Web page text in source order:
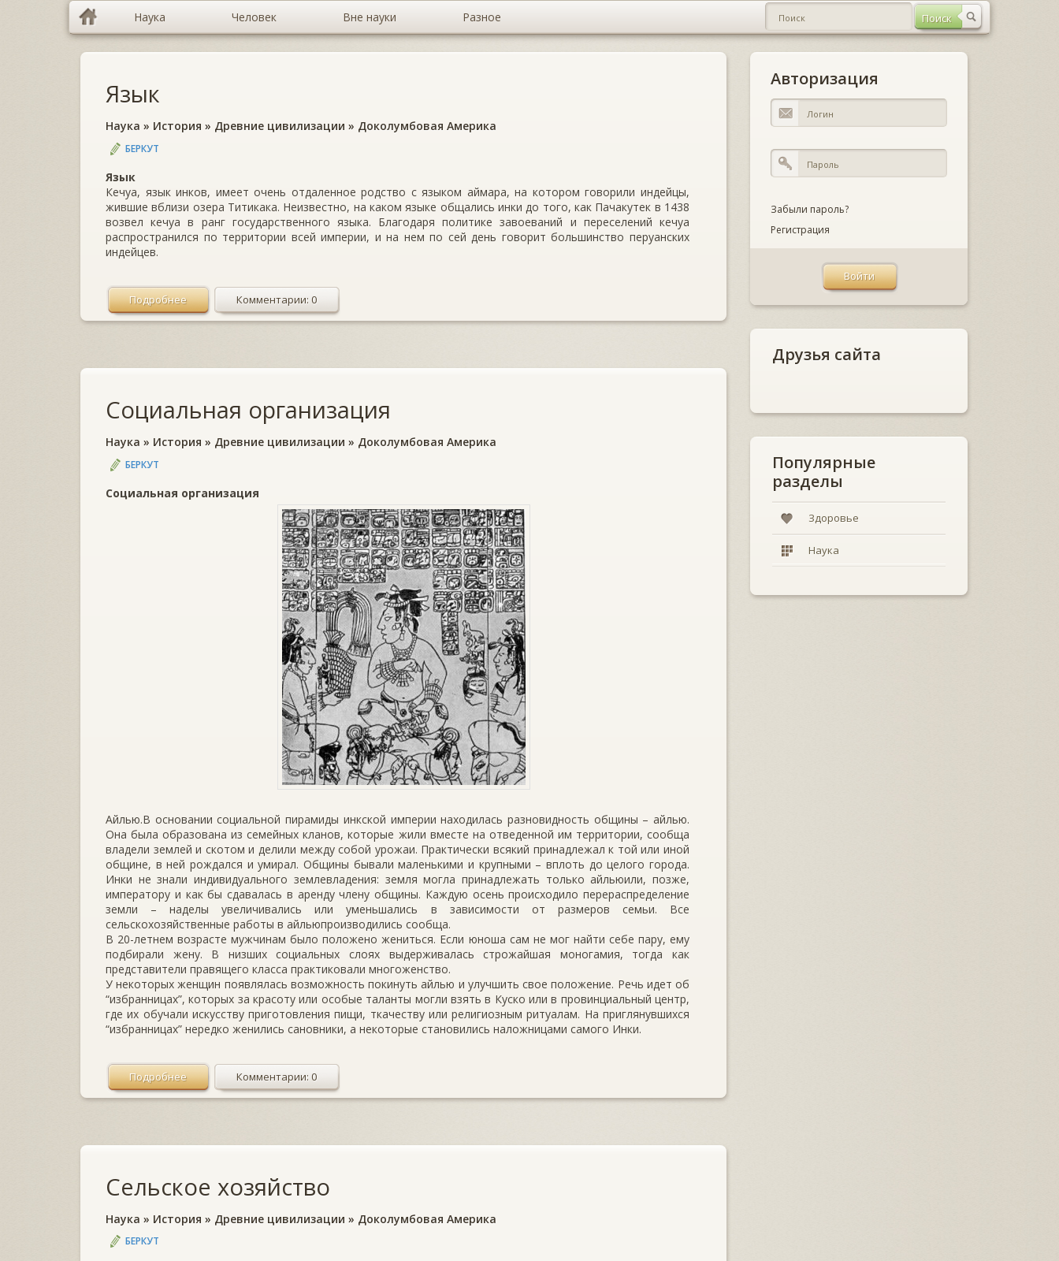
Наука Человек Вне науки Разное
Язык
Наука » История » Древние цивилизации » Доколумбовая Америка
БЕРКУТ
Язык
Кечуа, язык инков, имеет очень отдаленное родство с языком аймара, на котором говорили индейцы,
жившие вблизи озера Титикака. Неизвестно, на каком языке общались инки до того, как Пачакутек в 1438
возвел кечуа в ранг государственного языка. Благодаря политике завоеваний и переселений кечуа
распространился по территории всей империи, и на нем по сей день говорит большинство перуанских
индейцев.
Подробнее Комментарии: 0
Социальная организация
Наука » История » Древние цивилизации » Доколумбовая Америка
БЕРКУТ
Социальная организация
Айлью.В основании социальной пирамиды инкской империи находилась разновидность общины – айлью.
Она была образована из семейных кланов, которые жили вместе на отведенной им территории, сообща
владели землей и скотом и делили между собой урожаи. Практически всякий принадлежал к той или иной
общине, в ней рождался и умирал. Общины бывали маленькими и крупными – вплоть до целого города.
Инки не знали индивидуального землевладения: земля могла принадлежать только айльюили, позже,
императору и как бы сдавалась в аренду члену общины. Каждую осень происходило перераспределение
земли – наделы увеличивались или уменьшались в зависимости от размеров семьи. Все
сельскохозяйственные работы в айльюпроизводились сообща.
В 20-летнем возрасте мужчинам было положено жениться. Если юноша сам не мог найти себе пару, ему
подбирали жену. В низших социальных слоях выдерживалась строжайшая моногамия, тогда как
представители правящего класса практиковали многоженство.
У некоторых женщин появлялась возможность покинуть айлью и улучшить свое положение. Речь идет об
“избранницах”, которых за красоту или особые таланты могли взять в Куско или в провинциальный центр,
где их обучали искусству приготовления пищи, ткачеству или религиозным ритуалам. На приглянувшихся
“избранницах” нередко женились сановники, а некоторые становились наложницами самого Инки.
Подробнее Комментарии: 0
Сельское хозяйство
Наука » История » Древние цивилизации » Доколумбовая Америка
БЕРКУТ
Авторизация
Забыли пароль?
Регистрация
Друзья сайта
Популярные
разделы
Здоровье
Наука